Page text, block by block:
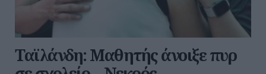
Ταϊλάνδη: Μαθητής άνοιξε πυρ